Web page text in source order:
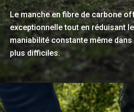
Le manche en fibre de carbone
exceptionnelle tout en réduisant
maniabilité constante même
plus difficiles.